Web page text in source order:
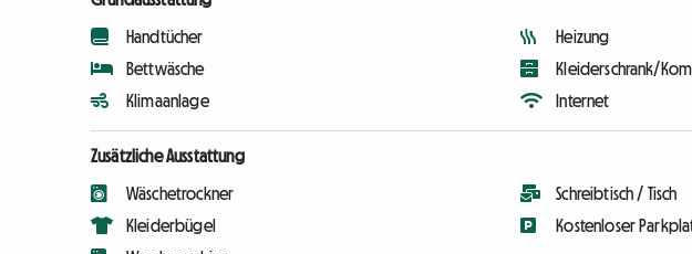
Handtücher
Bettwäsche
Klimaanlage
Heizung
Kleiderschrank/
Internet
Zusätzliche Ausstattung
Wäschetrockner
Kleiderbügel
Schreibtisch / Tisch
Kostenloser